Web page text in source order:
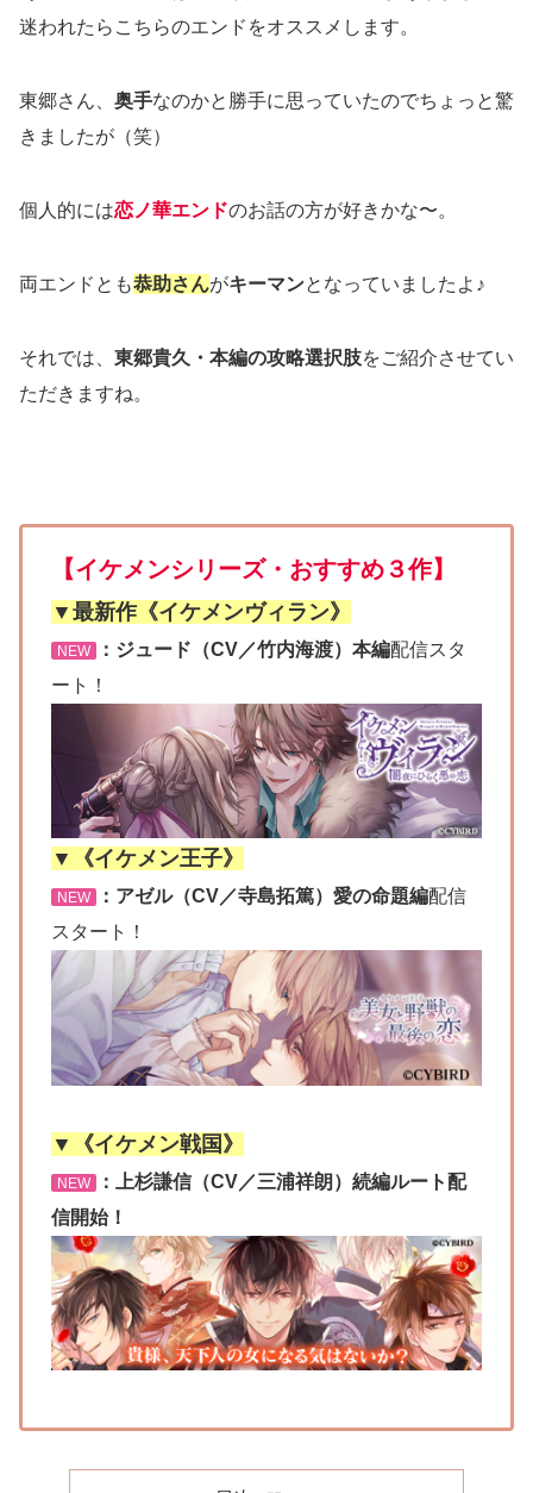
迷われたらこちらのエンドをオススメします。
東郷さん、 奥手なのかと勝手に思っていたのでちょっと驚
きましたが（笑）
個人的には恋ノ華エンドのお話の方が好きかな〜。
両エンドとも恭助さんがキーマンとなっていましたよ♪
それでは、 東郷貴久・本編の攻略選択肢をご紹介させてい
ただきますね。
【イケメンシリーズ・おすすめ３作】
▼最新作《イケメンヴィラン》
NEW ：ジュード（CV／竹内海渡）本編配信スタ
ート！
▼《イケメン王子》
NEW ：アゼル（CV／寺島拓篤）愛の命題編配信
スタート！
▼《イケメン戦国》
NEW
：上杉謙信（CV／三浦祥朗）続編ルート配
信開始！